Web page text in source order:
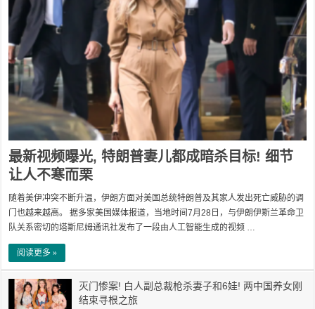
最新视频曝光, 特朗普妻儿都成暗杀目标! 细节
让人不寒而栗
随着美伊冲突不断升温，伊朗方面对美国总统特朗普及其家人发出死亡威胁的调
门也越来越高。 据多家美国媒体报道，当地时间7月28日，与伊朗伊斯兰革命卫
队关系密切的塔斯尼姆通讯社发布了一段由人工智能生成的视频 …
阅读更多 »
灭门惨案! 白人副总裁枪杀妻子和6娃! 两中国养女刚
结束寻根之旅